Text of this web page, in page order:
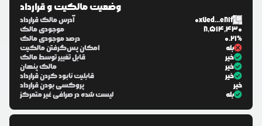
وضعیت مالکیت و قرارداد
آدرس مالک قرارداد
0x7ed...e81f
موجودی مالک
8,514,430
درصد موجودی مالک
0.21%
امکان پس‌گرفتن مالکیت
بله
قابل تغییر توسط مالک
خیر
مالک پنهان
خیر
قابلیت نابود کردن قرارداد
خیر
پروکسی بودن قرارداد
خیر
لیست شده در صرافی غیر متمرکز
بله